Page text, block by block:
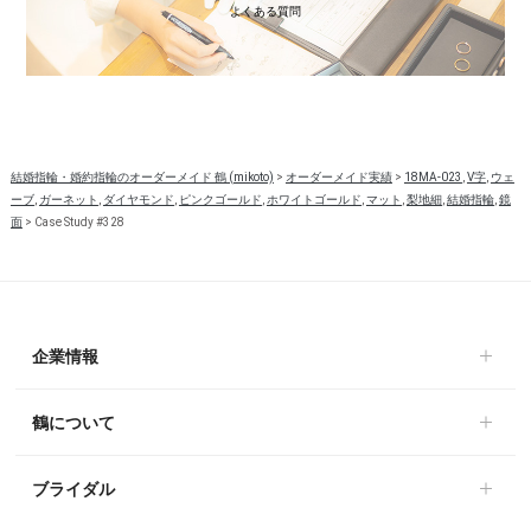
よくある質問
結婚指輪・婚約指輪のオーダーメイド 鶴 (mikoto) > オーダーメイド実績> 18MA-023 V字, ウェ
ーブ, ガーネット ダイヤモンド ピンクゴールド ホワイトゴールド マット 梨地細, 結婚指輪, 鏡
面> Case Study #328
企業情報
鶴について
ブライダル